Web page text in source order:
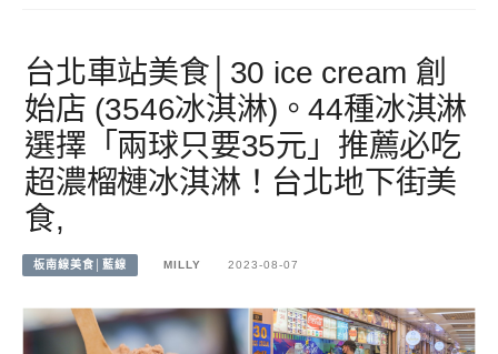
台北車站美食│30 ice cream 創
始店 (3546冰淇淋)。44種冰淇淋
選擇「兩球只要35元」推薦必吃
超濃榴槤冰淇淋！台北地下街美
食,
板南線美食│藍線 MILLY 2023-08-07